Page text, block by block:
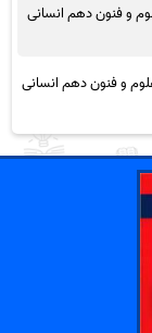
و فنون دهم انسانی
و فنون دهم انسانی